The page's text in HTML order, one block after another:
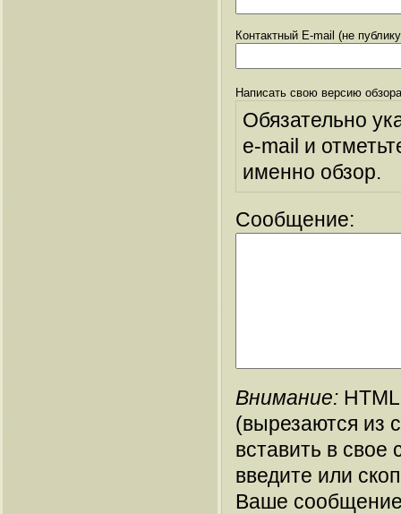
Контактный E-mail (не
Написать свою версию
Обязательно
e-mail и
именно обзор.
Сообщение:
Внимание:
(вырезаются из
вставить в
введите или
Ваше